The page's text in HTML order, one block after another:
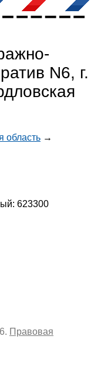
N6, г.
область →
623300
Правовая